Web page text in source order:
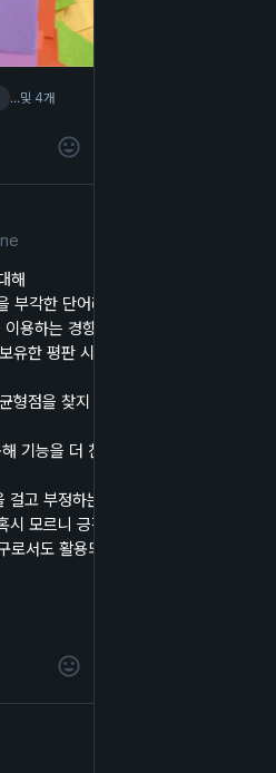
…및 4개
해
용하는 경향이 있다고 늘 생각한다.
모르니 긍정하는 마음을 전달하여
서도 활용되도록 기능의 형태가 달